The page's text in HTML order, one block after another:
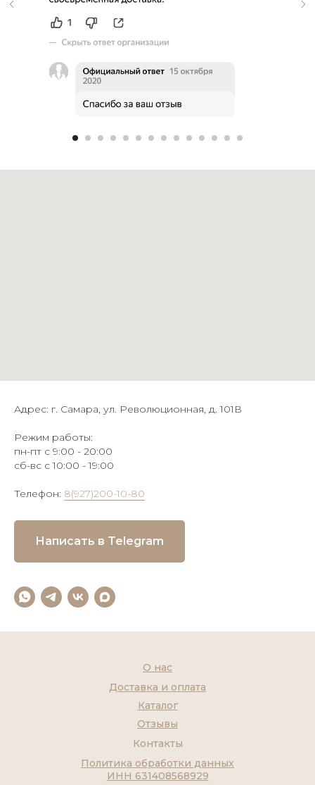
Адрес: г. Самара, ул. Революционная, д. 101В
Режим работы:
пн-пт с 9:00 - 20:00
сб-вс с 10:00 - 19:00
Телефон: 8(927)200-10-80
Написать в Telegram
Контакты
Каталог
О нас
Доставка и оплата
Отзывы
Политика обработки данных
ИНН 631408568929